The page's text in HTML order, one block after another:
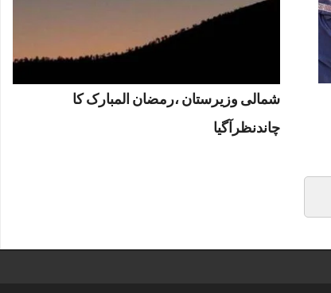
شمالی وزیرستان ،رمضان المبارک کا
چاندنظرآگیا